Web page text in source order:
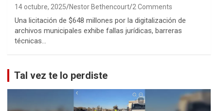
14 octubre, 2025 Nestor Bethencourt 2 Comments
Una licitación de $648 millones por la digitalización de
archivos municipales exhibe fallas jurídicas, barreras
técnicas…
Tal vez te lo perdiste